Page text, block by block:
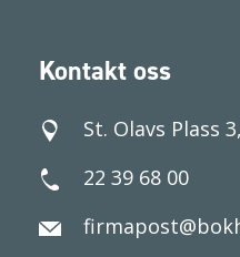
Kontakt oss
St. Olavs Plass
22 39 68 00